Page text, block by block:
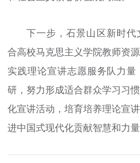
下一步，石景山区新时代
合高校马克思主义学院教师资
实践理论宣讲志愿服务队力
研，努力形成适合群众学习习
化宣讲活动，培育培养理论宣
进中国式现代化贡献智慧和力量